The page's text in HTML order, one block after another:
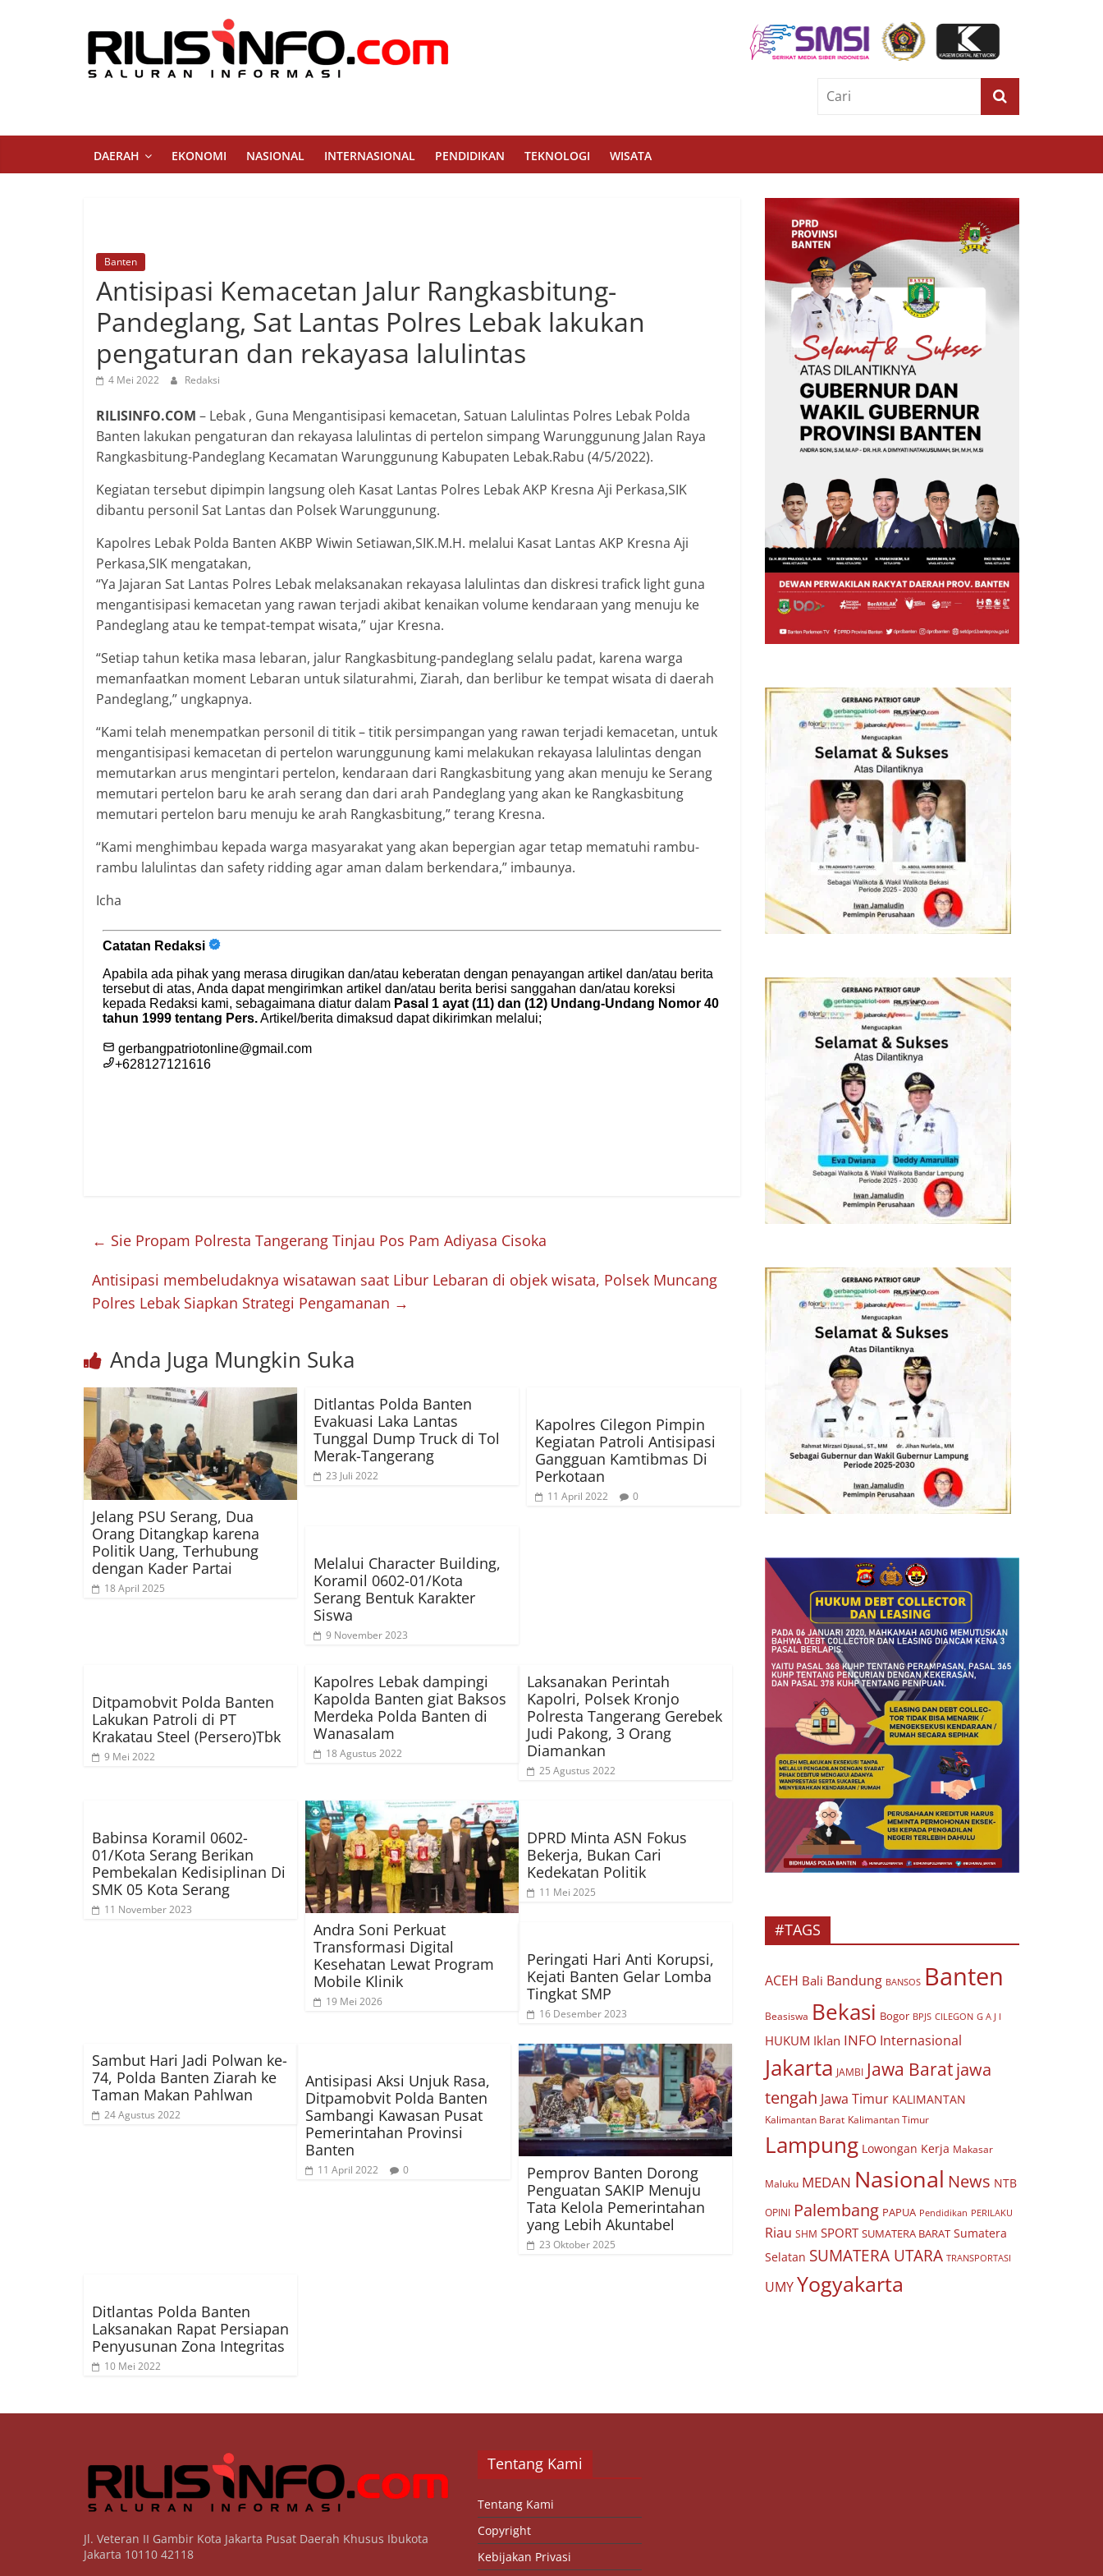
Rilis
Info
Saluran
Informasi
DAERAH EKONOMI NASIONAL INTERNASIONAL PENDIDIKAN TEKNOLOGI WISATA
Banten
Antisipasi Kemacetan Jalur Rangkasbitung-
Pandeglang, Sat Lantas Polres Lebak lakukan
pengaturan dan rekayasa lalulintas
4 Mei 2022 Redaksi
RILISINFO.COM – Lebak , Guna Mengantisipasi kemacetan, Satuan Lalulintas Polres Lebak Polda
Banten lakukan pengaturan dan rekayasa lalulintas di pertelon simpang Warunggunung Jalan Raya
Rangkasbitung-Pandeglang Kecamatan Warunggunung Kabupaten Lebak.Rabu (4/5/2022).
Kegiatan tersebut dipimpin langsung oleh Kasat Lantas Polres Lebak AKP Kresna Aji Perkasa,SIK
dibantu personil Sat Lantas dan Polsek Warunggunung.
Kapolres Lebak Polda Banten AKBP Wiwin Setiawan,SIK.M.H. melalui Kasat Lantas AKP Kresna Aji
Perkasa,SIK mengatakan,
“Ya Jajaran Sat Lantas Polres Lebak melaksanakan rekayasa lalulintas dan diskresi trafick light guna
mengantisipasi kemacetan yang rawan terjadi akibat kenaikan volume kendaraan yang menuju ke
Pandeglang atau ke tempat-tempat wisata,” ujar Kresna.
“Setiap tahun ketika masa lebaran, jalur Rangkasbitung-pandeglang selalu padat, karena warga
memanfaatkan moment Lebaran untuk silaturahmi, Ziarah, dan berlibur ke tempat wisata di daerah
Pandeglang,” ungkapnya.
“Kami telah menempatkan personil di titik – titik persimpangan yang rawan terjadi kemacetan, untuk
mengantisipasi kemacetan di pertelon warunggunung kami melakukan rekayasa lalulintas dengan
memutarkan arus mengintari pertelon, kendaraan dari Rangkasbitung yang akan menuju ke Serang
memutari pertelon baru ke arah serang dan dari arah Pandeglang yang akan ke Rangkasbitung
memutari pertelon baru menuju ke arah Rangkasbitung,” terang Kresna.
“Kami menghimbau kepada warga masyarakat yang akan bepergian agar tetap mematuhi rambu-
rambu lalulintas dan safety ridding agar aman dalam berkendara,” imbaunya.
Icha
← Sie Propam Polresta Tangerang Tinjau Pos Pam Adiyasa Cisoka
Antisipasi membeludaknya wisatawan saat Libur Lebaran di objek wisata, Polsek Muncang
Polres Lebak Siapkan Strategi Pengamanan →
Anda Juga Mungkin Suka
Jelang PSU Serang, Dua
Orang Ditangkap karena
Politik Uang, Terhubung
dengan Kader Partai
18 April 2025
Ditlantas Polda Banten
Evakuasi Laka Lantas
Tunggal Dump Truck di Tol
Merak-Tangerang
23 Juli 2022
Kapolres Cilegon Pimpin
Kegiatan Patroli Antisipasi
Gangguan Kamtibmas Di
Perkotaan
11 April 2022 0
Melalui Character Building,
Koramil 0602-01/Kota
Serang Bentuk Karakter
Siswa
9 November 2023
Ditpamobvit Polda Banten
Lakukan Patroli di PT
Krakatau Steel (Persero)Tbk
9 Mei 2022
Kapolres Lebak dampingi
Kapolda Banten giat Baksos
Merdeka Polda Banten di
Wanasalam
18 Agustus 2022
Laksanakan Perintah
Kapolri, Polsek Kronjo
Polresta Tangerang Gerebek
Judi Pakong, 3 Orang
Diamankan
25 Agustus 2022
Babinsa Koramil 0602-
01/Kota Serang Berikan
Pembekalan Kedisiplinan Di
SMK 05 Kota Serang
11 November 2023
Andra Soni Perkuat
Transformasi Digital
Kesehatan Lewat Program
Mobile Klinik
19 Mei 2026
DPRD Minta ASN Fokus
Bekerja, Bukan Cari
Kedekatan Politik
11 Mei 2025
Peringati Hari Anti Korupsi,
Kejati Banten Gelar Lomba
Tingkat SMP
16 Desember 2023
Sambut Hari Jadi Polwan ke-
74, Polda Banten Ziarah ke
Taman Makan Pahlwan
24 Agustus 2022
Antisipasi Aksi Unjuk Rasa,
Ditpamobvit Polda Banten
Sambangi Kawasan Pusat
Pemerintahan Provinsi
Banten
11 April 2022 0
Pemprov Banten Dorong
Penguatan SAKIP Menuju
Tata Kelola Pemerintahan
yang Lebih Akuntabel
23 Oktober 2025
Ditlantas Polda Banten
Laksanakan Rapat Persiapan
Penyusunan Zona Integritas
10 Mei 2022
#TAGS
ACEH Bali Bandung BANSOS Banten
Beasiswa Bekasi Bogor BPJS CILEGON G A J I
HUKUM Iklan INFO Internasional
Jakarta JAMBI Jawa Baratjawa
tengah Jawa Timur KALIMANTAN
Kalimantan Barat Kalimantan Timur
Lampung Lowongan Kerja Makasar
Maluku MEDAN Nasional News NTB
OPINI Palembang PAPUA Pendidikan PERILAKU
Riau SHM SPORT SUMATERA BARAT Sumatera
Selatan SUMATERA UTARA TRANSPORTASI
UMYYogyakarta
Jl. Veteran II Gambir Kota Jakarta Pusat Daerah Khusus Ibukota
Jakarta 10110 42118
Tentang Kami
Tentang Kami
Copyright
Kebijakan Privasi